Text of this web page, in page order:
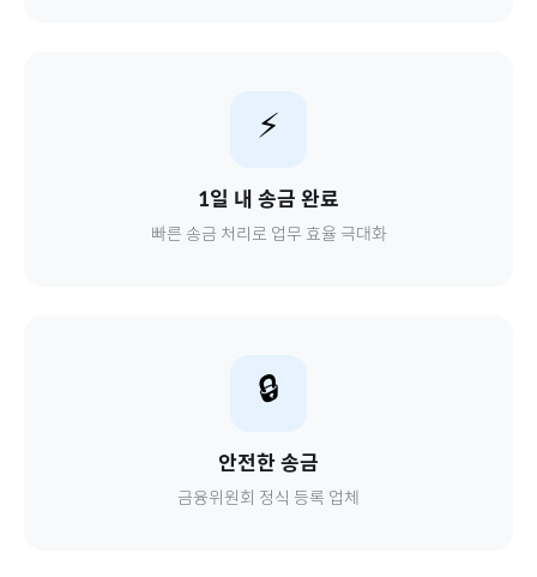
⚡
1일 내 송금 완료
빠른 송금 처리로 업무 효율 극대화
🔒
안전한 송금
금융위원회 정식 등록 업체